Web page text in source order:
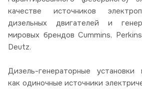
качестве источников
дизельных двигателей и
мировых брендов Cummins,
Deutz.
Дизель-генераторные установки
как одиночные источники